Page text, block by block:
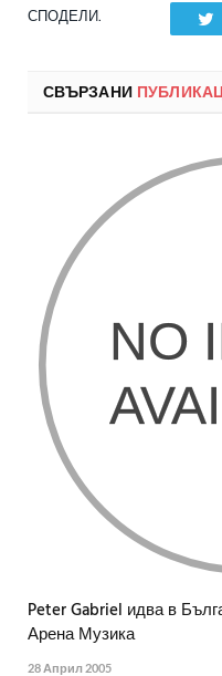
СПОДЕЛИ.
СВЪРЗАНИ
Peter Gabriel идва в
Арена Музика
28 Април 2005